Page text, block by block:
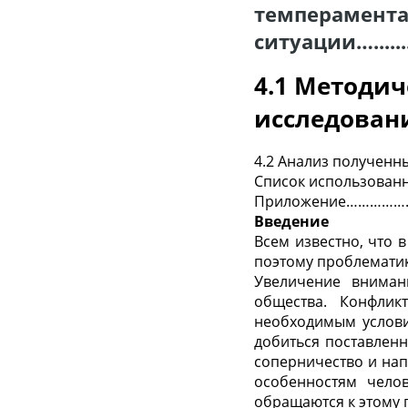
4.1
4.2 Анализ
Список
Введение
Всем известно, что
поэтому
Увеличение
общества.
необходимым
добиться
соперничество и
особенностям
обращаются к этому